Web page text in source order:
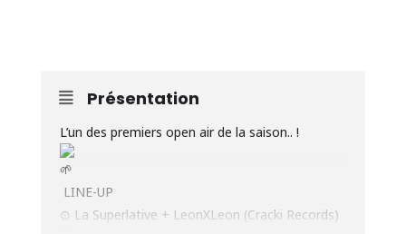
Présentation
L’un des premiers open air de la saison.. !
LINE-UP
⊙ La Superlative + LeonXLeon (Cracki Records)